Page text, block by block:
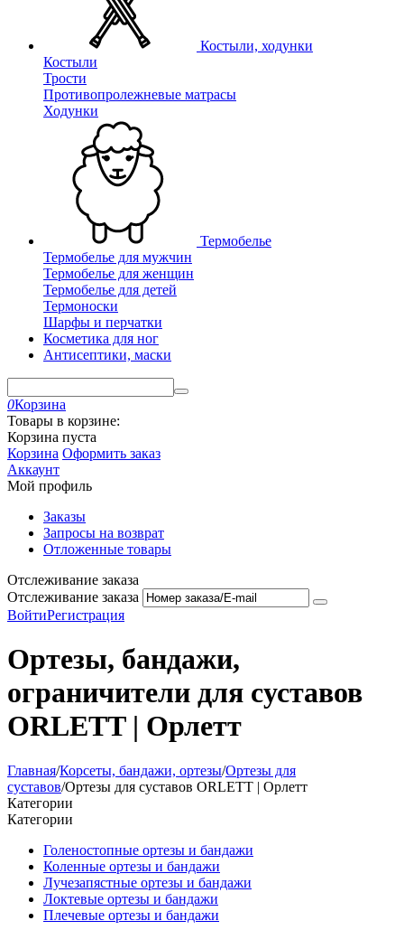
Костыли, ходунки
Костыли
Трости
Противопролежневые матрасы
Ходунки
Термобелье
Термобелье для мужчин
Термобелье для женщин
Термобелье для детей
Термоноски
Шарфы и перчатки
Косметика для ног
Антисептики, маски
0Корзина
Товары в корзине:
Корзина пуста
Корзина Оформить заказ
Аккаунт
Мой профиль
Заказы
Запросы на возврат
Отложенные товары
Отслеживание заказа
Отслеживание заказа
ВойтиРегистрация
Ортезы, бандажи,
ограничители для суставов
ORLETT | Орлетт
Главная/Корсеты, бандажи, ортезы/Ортезы для
суставов/Ортезы для суставов ORLETT | Орлетт
Категории
Категории
Голеностопные ортезы и бандажи
Коленные ортезы и бандажи
Лучезапястные ортезы и бандажи
Локтевые ортезы и бандажи
Плечевые ортезы и бандажи